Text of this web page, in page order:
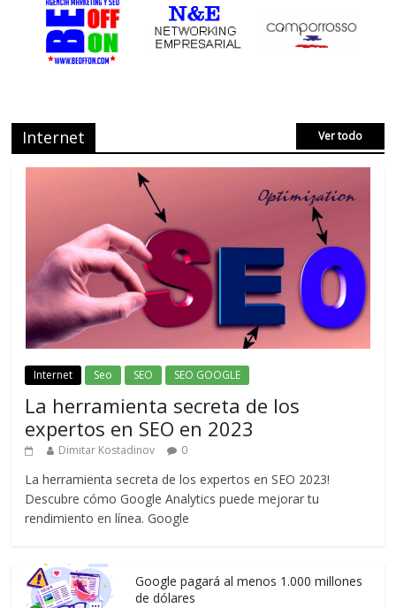
Internet Ver todo
Internet Seo SEO SEO GOOGLE
La herramienta secreta de los
expertos en SEO en 2023
Dimitar Kostadinov 0
La herramienta secreta de los expertos en SEO 2023!
Descubre cómo Google Analytics puede mejorar tu
rendimiento en línea. Google
Google pagará al menos 1.000 millones
de dólares